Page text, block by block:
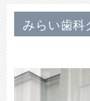
みらい歯科